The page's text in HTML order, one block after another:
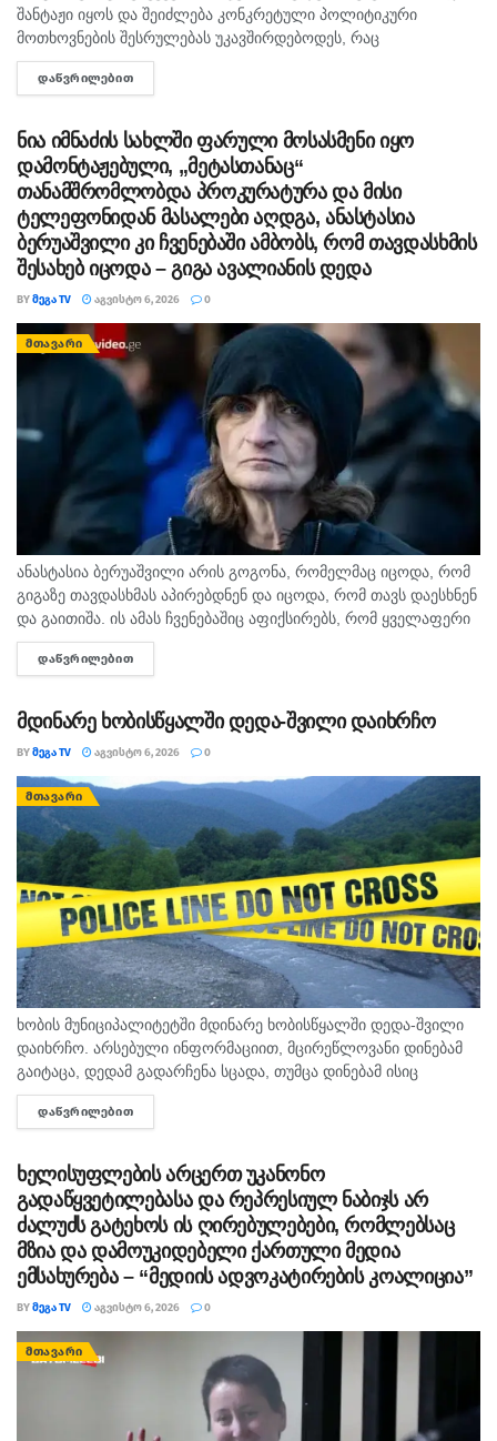
შანტაჟი იყოს და შეიძლება კონკრეტული პოლიტიკური
მოთხოვნების შესრულებას უკავშირდებოდეს, რაც
ხელისუფლებისთვის ძნელად ასახსნელია საზოგადოებისთვის.
ვფიქრობ, ეს მოთხოვნები უფრო ოკუპირებულ რეგიონებს უნდა
ᲓᲐᲬᲕᲠᲘᲚᲔᲑᲘᲗ
ნია იმნაძის სახლში ფარული მოსასმენი იყო
დამონტაჟებული, „მეტასთანაც“
თანამშრომლობდა პროკურატურა და მისი
ტელეფონიდან მასალები აღდგა, ანასტასია
ბერუაშვილი კი ჩვენებაში ამბობს, რომ თავდასხმის
შესახებ იცოდა – გიგა ავალიანის დედა
BYᲛᲔᲒᲐ TV ᲐᲒᲕᲘᲡᲢᲝ 6, 2026 0
ᲛᲗᲐᲕᲐᲠᲘ
ანასტასია ბერუაშვილი არის გოგონა, რომელმაც იცოდა, რომ
გიგაზე თავდასხმას აპირებდნენ და იცოდა, რომ თავს დაესხნენ
და გაითიშა. ის ამას ჩვენებაშიც აფიქსირებს, რომ ყველაფერი
იცოდა, - ამის შესახებ მოკლული მასწავლებლის, გიგა
ავალიანის...
ᲓᲐᲬᲕᲠᲘᲚᲔᲑᲘᲗ
მდინარე ხობისწყალში დედა-შვილი დაიხრჩო
BYᲛᲔᲒᲐ TV ᲐᲒᲕᲘᲡᲢᲝ 6, 2026 0
ᲛᲗᲐᲕᲐᲠᲘ
ხობის მუნიციპალიტეტში მდინარე ხობისწყალში დედა-შვილი
დაიხრჩო. არსებული ინფორმაციით, მცირეწლოვანი დინებამ
გაიტაცა, დედამ გადარჩენა სცადა, თუმცა დინებამ ისიც
გაიტაცა. ბავშვის ცხედარი ადგილობრივმა იპოვა და
მდინარიდან ამოასვენა. დედის სამძებრო-სამაშველო
ᲓᲐᲬᲕᲠᲘᲚᲔᲑᲘᲗ
ხელისუფლების არცერთ უკანონო
გადაწყვეტილებასა და რეპრესიულ ნაბიჯს არ
ძალუძს გატეხოს ის ღირებულებები, რომლებსაც
მზია და დამოუკიდებელი ქართული მედია
ემსახურება – “მედიის ადვოკატირების კოალიცია”
BYᲛᲔᲒᲐ TV ᲐᲒᲕᲘᲡᲢᲝ 6, 2026 0
ᲛᲗᲐᲕᲐᲠᲘ